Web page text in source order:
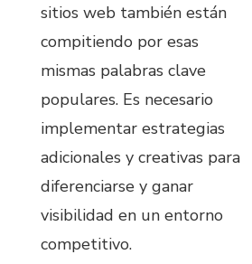
sitios web también están
compitiendo por esas
mismas palabras clave
populares. Es necesario
implementar estrategias
adicionales y creativas para
diferenciarse y ganar
visibilidad en un entorno
competitivo.